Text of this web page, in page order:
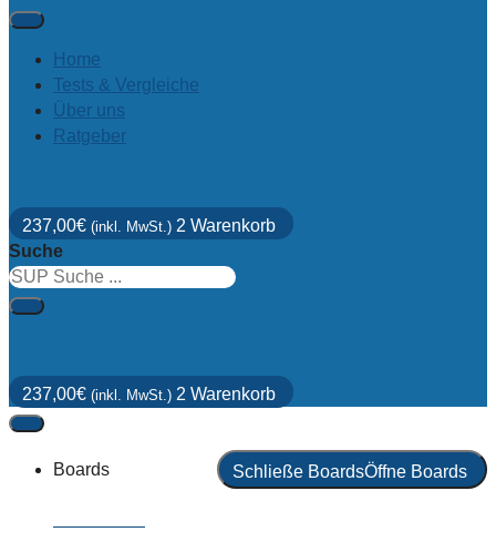
Home
Tests & Vergleiche
Über uns
Ratgeber
237,00€ (inkl. MwSt.) 2 Warenkorb
Suche
237,00€ (inkl. MwSt.) 2 Warenkorb
Boards Schließe BoardsÖffne Boards